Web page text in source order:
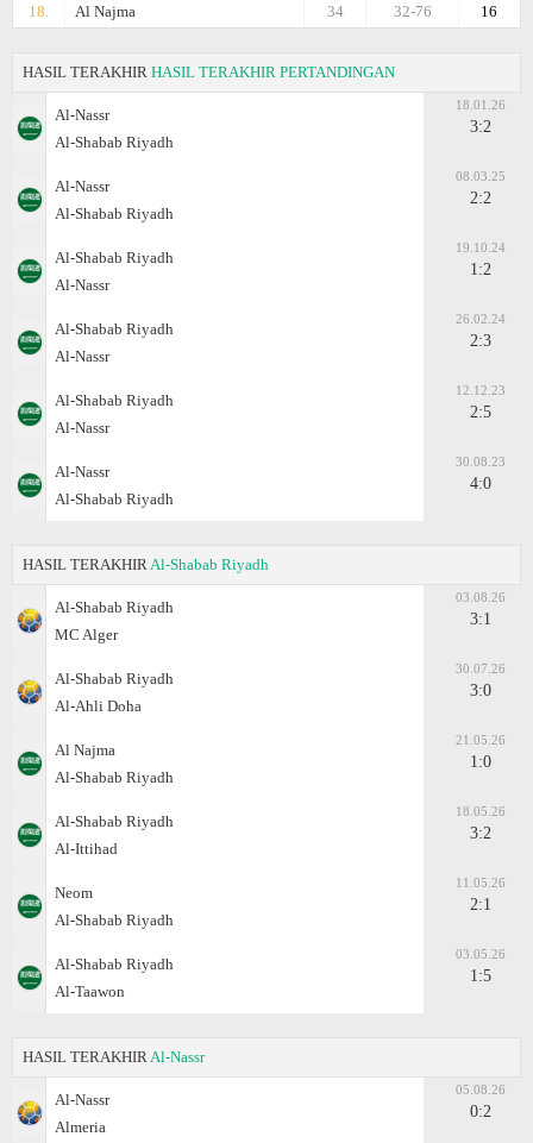
18.
Al Najma 16
32-76
34
HASIL TERAKHIR HASIL TERAKHIR PERTANDINGAN
Al-Nassr
Al-Shabab Riyadh
18.01.26
3:2
Al-Nassr
Al-Shabab Riyadh
08.03.25
2:2
Al-Shabab Riyadh
Al-Nassr
19.10.24
1:2
Al-Shabab Riyadh
Al-Nassr
26.02.24
2:3
Al-Shabab Riyadh
Al-Nassr
12.12.23
2:5
Al-Nassr
Al-Shabab Riyadh
30.08.23
4:0
HASIL TERAKHIR Al-Shabab Riyadh
Al-Shabab Riyadh
MC Alger
03.08.26
3:1
Al-Shabab Riyadh
Al-Ahli Doha
30.07.26
3:0
Al Najma
Al-Shabab Riyadh
21.05.26
1:0
Al-Shabab Riyadh
Al-Ittihad
18.05.26
3:2
Neom
Al-Shabab Riyadh
11.05.26
2:1
Al-Shabab Riyadh
Al-Taawon
03.05.26
1:5
HASIL TERAKHIR Al-Nassr
Al-Nassr
Almeria
05.08.26
0:2